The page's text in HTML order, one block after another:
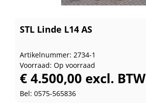
STL Linde L14 AS
Artikelnummer: 2734-1
Voorraad: Op voorraad
€ 4.500,00 excl. BTW
Bel: 0575-565836